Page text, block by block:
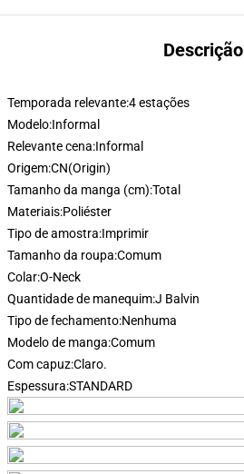
Descrição
Temporada relevante:4 estações
Modelo:Informal
Relevante cena:Informal
Origem:CN(Origin)
Tamanho da manga (cm):Total
Materiais:Poliéster
Tipo de amostra:Imprimir
Tamanho da roupa:Comum
Colar:O-Neck
Quantidade de manequim:J Balvin
Tipo de fechamento:Nenhuma
Modelo de manga:Comum
Com capuz:Claro.
Espessura:STANDARD
Tradução e Revisão: